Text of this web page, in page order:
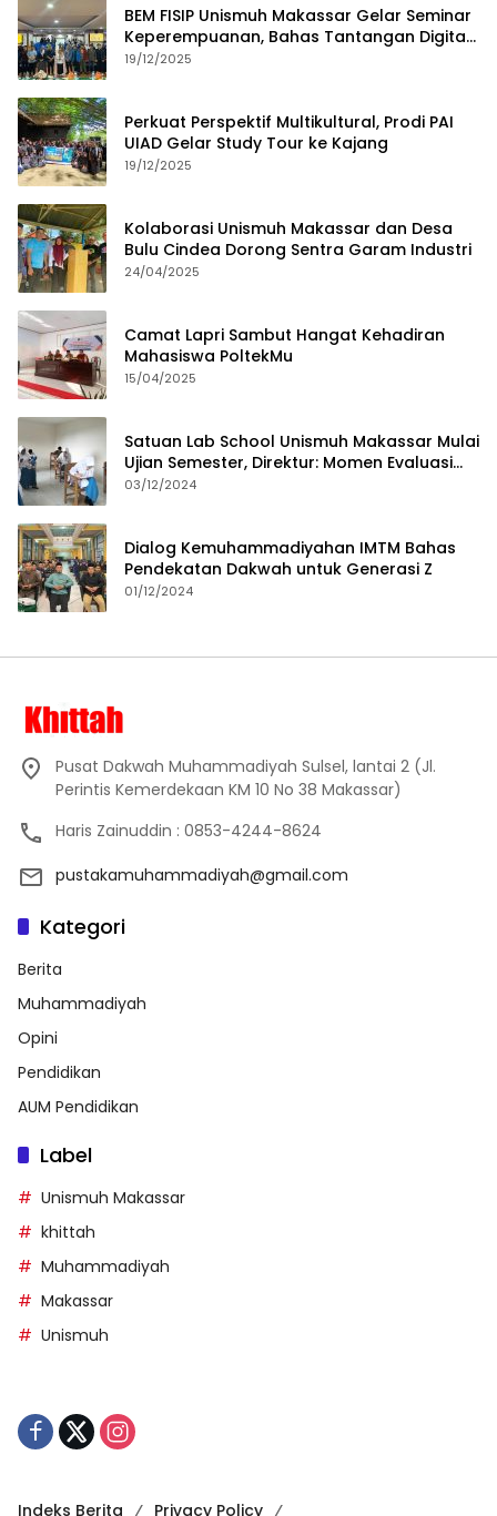
BEM FISIP Unismuh Makassar Gelar Seminar
Keperempuanan, Bahas Tantangan Digital
dan Budaya Lokal
19/12/2025
Perkuat Perspektif Multikultural, Prodi PAI
UIAD Gelar Study Tour ke Kajang
19/12/2025
Kolaborasi Unismuh Makassar dan Desa
Bulu Cindea Dorong Sentra Garam Industri
24/04/2025
Camat Lapri Sambut Hangat Kehadiran
Mahasiswa PoltekMu
15/04/2025
Satuan Lab School Unismuh Makassar Mulai
Ujian Semester, Direktur: Momen Evaluasi
Proses Pembelajaran
03/12/2024
Dialog Kemuhammadiyahan IMTM Bahas
Pendekatan Dakwah untuk Generasi Z
01/12/2024
Pusat Dakwah Muhammadiyah Sulsel, lantai 2 (Jl.
Perintis Kemerdekaan KM 10 No 38 Makassar)
Haris Zainuddin : 0853-4244-8624
pustakamuhammadiyah@gmail.com
Kategori
Berita
Muhammadiyah
Opini
Pendidikan
AUM Pendidikan
Label
Unismuh Makassar
khittah
Muhammadiyah
Makassar
Unismuh
Indeks Berita Privacy Policy